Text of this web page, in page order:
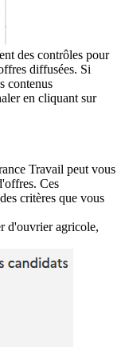
des contrôles pour
diffusées. Si
contenus
en cliquant sur
Travail peut vous
Ces
critères que vous
d'ouvrier agricole,